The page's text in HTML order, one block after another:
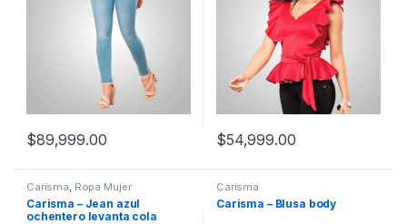
$89,999.00 $54,999.00
Carisma Ropa Mujer
Carisma – Jean azul
ochentero levanta cola
Carisma
Carisma – Blusa body